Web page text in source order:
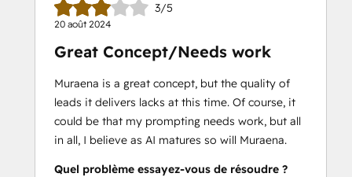
3/5
20 août 2024
Great Concept/Needs work
Muraena is a great concept, but the quality of
leads it delivers lacks at this time. Of course, it
could be that my prompting needs work, but all
in all, I believe as AI matures so will Muraena.
Quel problème essayez-vous de résoudre ?